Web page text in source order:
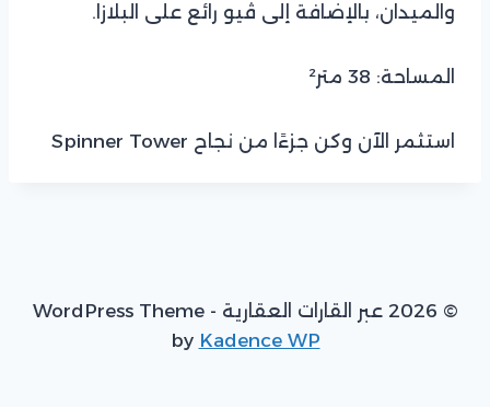
والميدان، بالإضافة إلى ڤيو رائع على البلازا.
المساحة: 38 متر²
استثمر الآن وكن جزءًا من نجاح Spinner Tower
© 2026 عبر القارات العقارية - WordPress Theme
by Kadence WP